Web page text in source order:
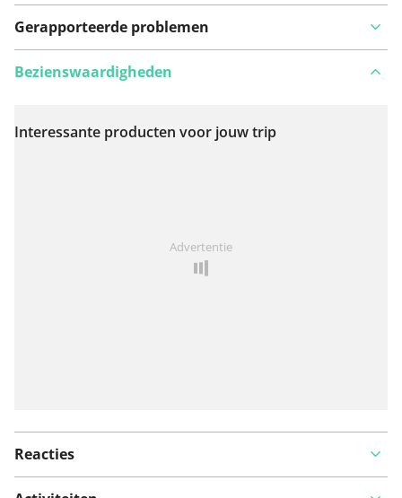
Gerapporteerde problemen
Bekijk op kaart
Bezienswaardigheden
Interessante producten voor jouw trip
Advertentie
Reacties